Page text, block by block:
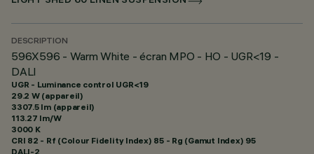
DESCRIPTION
596X596 - Warm White - écran MPO - HO - UGR<19 -
DALI
UGR - Luminance control UGR<19
29.2 W (appareil)
3307.5 lm (appareil)
113.27 lm/W
3000 K
CRI 82 - Rf (Colour Fidelity Index) 85 - Rg (Gamut Index) 95
DALI-2